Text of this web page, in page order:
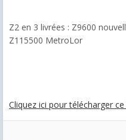
Z2 en 3 livrées : Z9600
Z115500 MetroLor
Cliquez ici pour télécharger